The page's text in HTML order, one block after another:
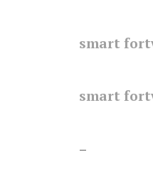
smart
smart
–